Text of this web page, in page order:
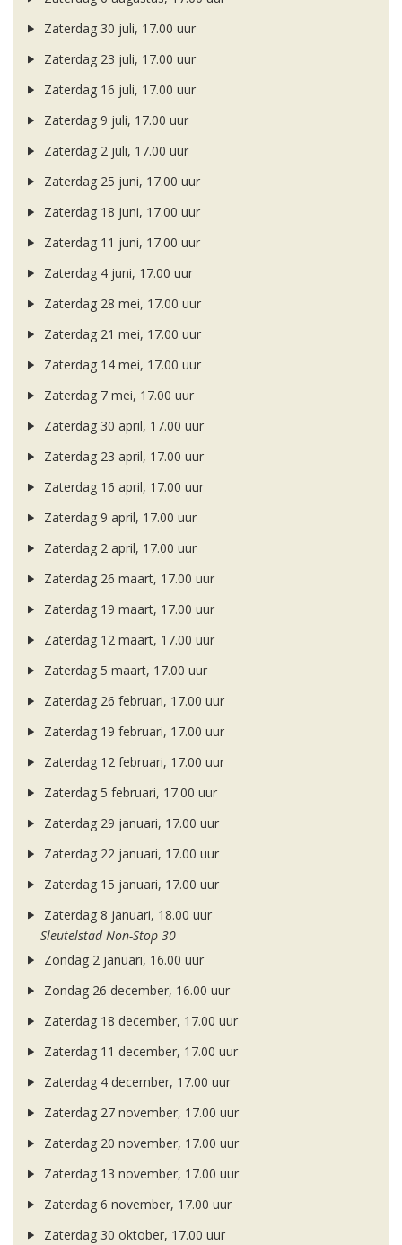
Zaterdag 30 juli, 17.00 uur
Zaterdag 23 juli, 17.00 uur
Zaterdag 16 juli, 17.00 uur
Zaterdag 9 juli, 17.00 uur
Zaterdag 2 juli, 17.00 uur
Zaterdag 25 juni, 17.00 uur
Zaterdag 18 juni, 17.00 uur
Zaterdag 11 juni, 17.00 uur
Zaterdag 4 juni, 17.00 uur
Zaterdag 28 mei, 17.00 uur
Zaterdag 21 mei, 17.00 uur
Zaterdag 14 mei, 17.00 uur
Zaterdag 7 mei, 17.00 uur
Zaterdag 30 april, 17.00 uur
Zaterdag 23 april, 17.00 uur
Zaterdag 16 april, 17.00 uur
Zaterdag 9 april, 17.00 uur
Zaterdag 2 april, 17.00 uur
Zaterdag 26 maart, 17.00 uur
Zaterdag 19 maart, 17.00 uur
Zaterdag 12 maart, 17.00 uur
Zaterdag 5 maart, 17.00 uur
Zaterdag 26 februari, 17.00 uur
Zaterdag 19 februari, 17.00 uur
Zaterdag 12 februari, 17.00 uur
Zaterdag 5 februari, 17.00 uur
Zaterdag 29 januari, 17.00 uur
Zaterdag 22 januari, 17.00 uur
Zaterdag 15 januari, 17.00 uur
Zaterdag 8 januari, 18.00 uur
Sleutelstad Non-Stop 30
Zondag 2 januari, 16.00 uur
Zondag 26 december, 16.00 uur
Zaterdag 18 december, 17.00 uur
Zaterdag 11 december, 17.00 uur
Zaterdag 4 december, 17.00 uur
Zaterdag 27 november, 17.00 uur
Zaterdag 20 november, 17.00 uur
Zaterdag 13 november, 17.00 uur
Zaterdag 6 november, 17.00 uur
Zaterdag 30 oktober, 17.00 uur